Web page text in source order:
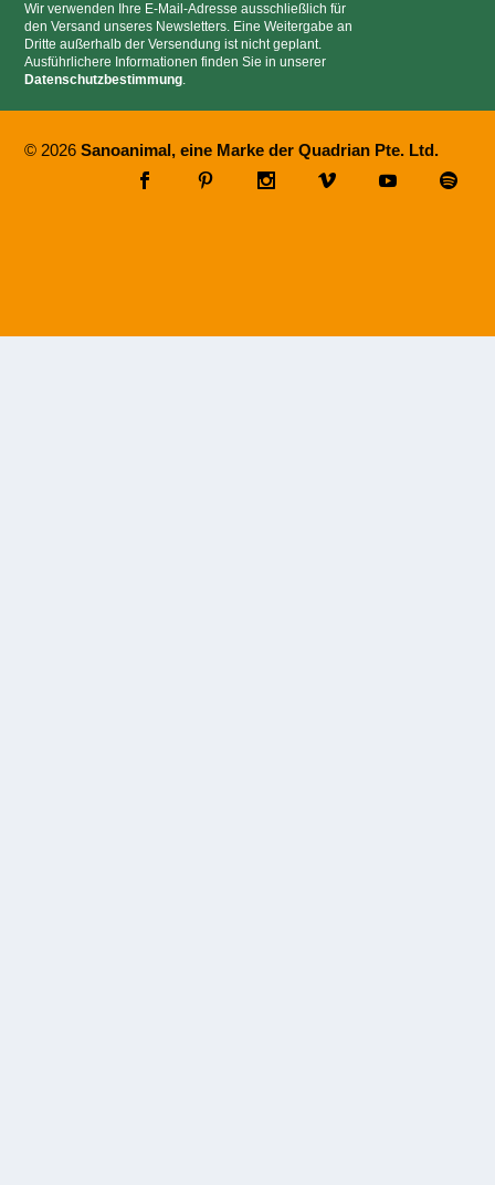
Wir verwenden Ihre E-Mail-Adresse ausschließlich für
den Versand unseres Newsletters. Eine Weitergabe an
Dritte außerhalb der Versendung ist nicht geplant.
Ausführlichere Informationen finden Sie in unserer
Datenschutzbestimmung.
© 2026Sanoanimal, eine Marke der Quadrian Pte. Ltd.